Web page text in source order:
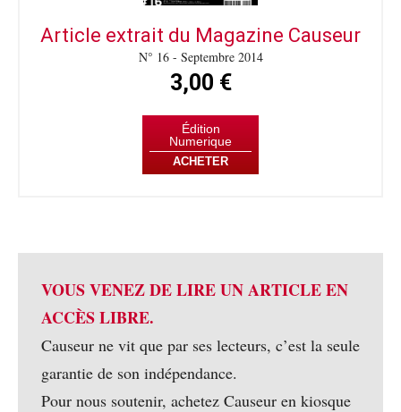
Article extrait du Magazine Causeur
N° 16 - Septembre 2014
3,00 €
Édition
Numerique
ACHETER
VOUS VENEZ DE LIRE UN ARTICLE EN
ACCÈS LIBRE.
Causeur ne vit que par ses lecteurs, c’est la seule
garantie de son indépendance.
Pour nous soutenir, achetez Causeur en kiosque